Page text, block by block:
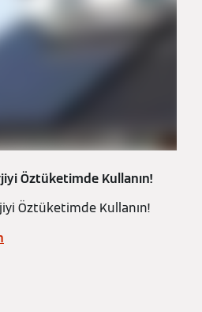
Öztüketimde Kullanın!
Öztüketimde Kullanın!